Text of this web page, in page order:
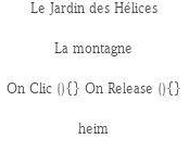
Le Jardin des Hélices
La montagne
On Clic (){} On Release (){}
heim